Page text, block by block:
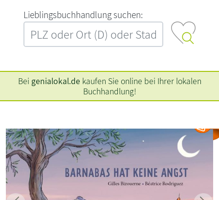
L‍i‍e‍b‍l‍i‍n‍g‍s‍b‍u‍c‍h‍h‍a‍n‍d‍l‍u‍n‍g‍ ‍s‍u‍c‍h‍e‍n‍:‍
Bei genialokal.de kaufen Sie online bei Ihrer lokalen
Buchhandlung!